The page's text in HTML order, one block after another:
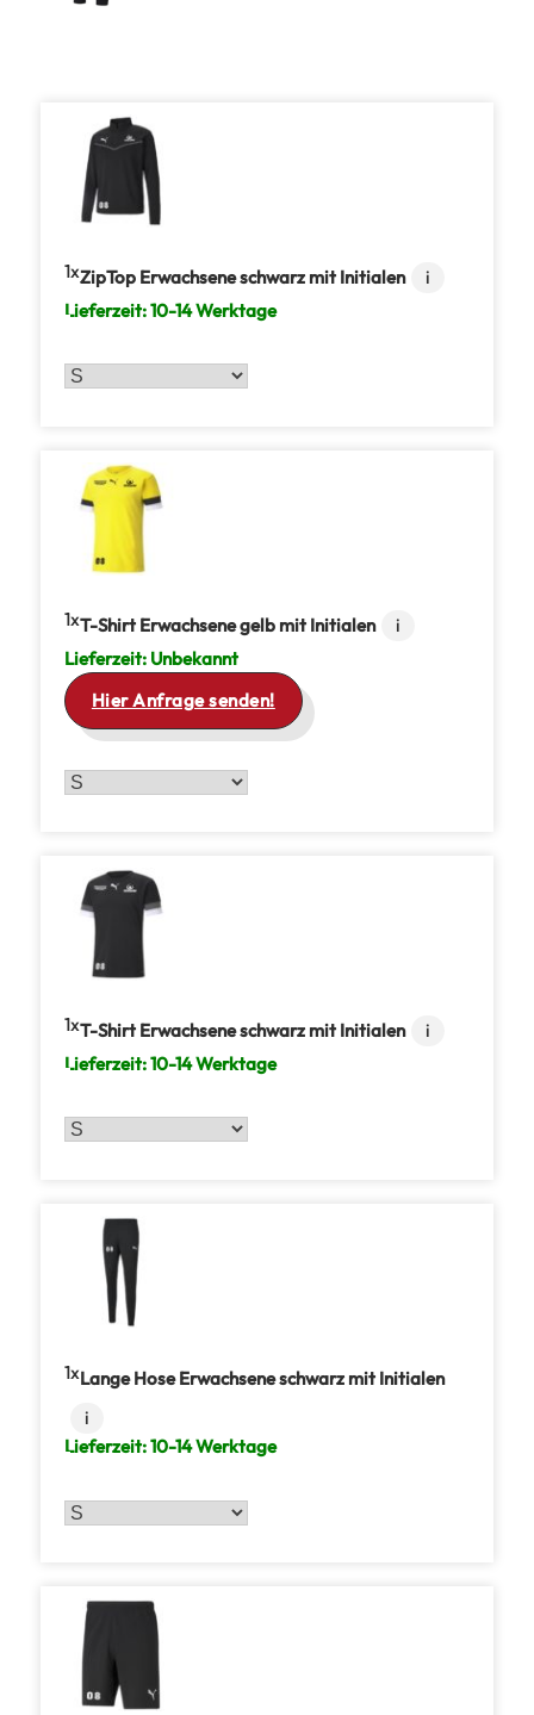
1 ZipTop Erwachsene schwarz mit Initialen
i
Lieferzeit:10-14 Werktage
1 T-Shirt Erwachsene gelb mit Initialen
i
Lieferzeit: Unbekannt
Hier Anfrage senden!
1 T-Shirt Erwachsene schwarz mit Initialen
i
Lieferzeit:10-14 Werktage
1 Lange Hose Erwachsene schwarz mit Initialen
i
Lieferzeit:10-14 Werktage